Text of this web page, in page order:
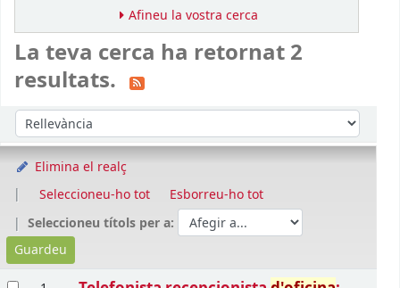
Afineu la vostra cerca
La teva cerca ha retornat 2
resultats.
Ordeneu per:
Elimina el realç
Seleccioneu-ho tot
Esborreu-ho tot
Seleccioneu títols per a: